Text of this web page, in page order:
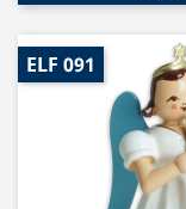
ELF 091